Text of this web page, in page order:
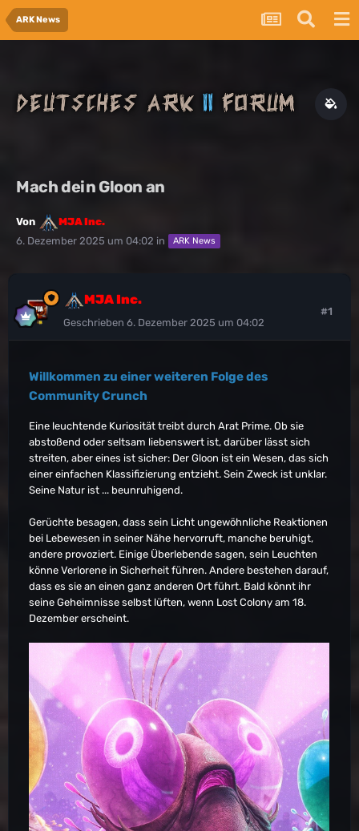
ARK News
Mach dein Gloon an
Von
MJA Inc.
6. Dezember 2025 um 04:02 in ARK News
MJA Inc.
Geschrieben 6. Dezember 2025 um 04:02
#1
Willkommen zu einer weiteren Folge des
Community Crunch
Eine leuchtende Kuriosität treibt durch Arat Prime. Ob sie
abstoßend oder seltsam liebenswert ist, darüber lässt sich
streiten, aber eines ist sicher: Der Gloon ist ein Wesen, das sich
einer einfachen Klassifizierung entzieht. Sein Zweck ist unklar.
Seine Natur ist ... beunruhigend.
Gerüchte besagen, dass sein Licht ungewöhnliche Reaktionen
bei Lebewesen in seiner Nähe hervorruft, manche beruhigt,
andere provoziert. Einige Überlebende sagen, sein Leuchten
könne Verlorene in Sicherheit führen. Andere bestehen darauf,
dass es sie an einen ganz anderen Ort führt. Bald könnt ihr
seine Geheimnisse selbst lüften, wenn Lost Colony am 18.
Dezember erscheint.